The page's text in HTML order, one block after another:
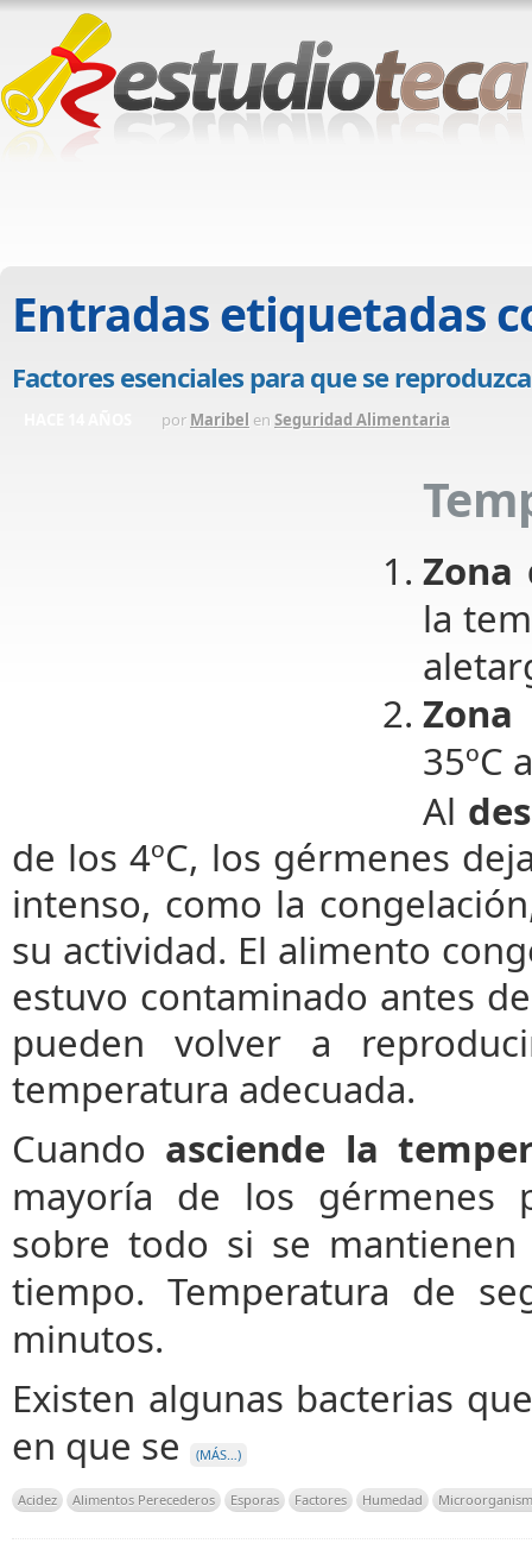
Entradas etiquetadas
Factores esenciales para que se
por Maribel en Seguridad Alimentaria
la
35ºC
Al
de los 4ºC, los gérmenes
intenso, como la
su actividad. El alimento
estuvo contaminado antes
pueden volver a
temperatura adecuada.
Cuando asciende la
mayoría de los gérmenes
sobre todo si se
tiempo. Temperatura de
minutos.
Existen algunas bacterias
en que se
(MÁS…)
Acidez Alimentos Perecederos Esporas Factores Humedad